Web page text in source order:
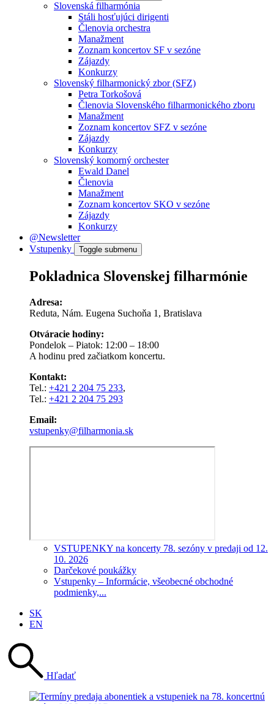
Slovenská filharmónia
Stáli hosťujúci dirigenti
Členovia orchestra
Manažment
Zoznam koncertov SF v sezóne
Zájazdy
Konkurzy
Slovenský filharmonický zbor (SFZ)
Petra Torkošová
Členovia Slovenského filharmonického zboru
Manažment
Zoznam koncertov SFZ v sezóne
Zájazdy
Konkurzy
Slovenský komorný orchester
Ewald Danel
Členovia
Manažment
Zoznam koncertov SKO v sezóne
Zájazdy
Konkurzy
@Newsletter
Vstupenky
Toggle submenu
Pokladnica Slovenskej filharmónie
Adresa:
Reduta, Nám. Eugena Suchoňa 1, Bratislava
Otváracie hodiny:
Pondelok – Piatok: 12:00 – 18:00
A hodinu pred začiatkom koncertu.
Kontakt:
Tel.: +421 2 204 75 233,
Tel.: +421 2 204 75 293
Email:
vstupenky@filharmonia.sk
VSTUPENKY na koncerty 78. sezóny v predaji od 12.
10. 2026
Darčekové poukážky
Vstupenky – Informácie, všeobecné obchodné
podmienky,...
SK
EN
Hľadať